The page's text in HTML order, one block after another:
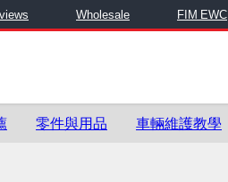
Wholesale FIM EWC
零件與用品 車輛維護教學